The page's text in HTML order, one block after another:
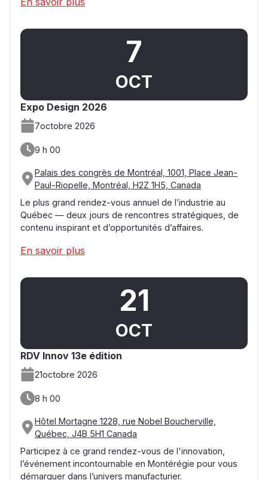
7
OCT
Expo Design 2026
7octobre 2026
9 h 00
Palais des congrès de Montréal, 1001, Place Jean-
Paul-Riopelle, Montréal, H2Z 1H5, Canada
Le plus grand rendez-vous annuel de l’industrie au
Québec — deux jours de rencontres stratégiques, de
contenu inspirant et d’opportunités d’affaires.
En savoir plus
21
OCT
RDV Innov 13e édition
21octobre 2026
8 h 00
Hôtel Mortagne 1228, rue Nobel Boucherville,
Québec, J4B 5H1 Canada
Participez à ce grand rendez-vous de l'innovation,
l’événement incontournable en Montérégie pour vous
démarquer dans l’univers manufacturier.